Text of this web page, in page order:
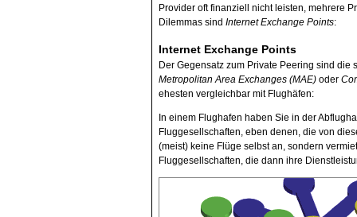
Provider oft finanziell nicht leisten, mehrere
Dilemmas sind Internet Exchange Points:
Internet Exchange Points
Der Gegensatz zum Private Peering sind die
Metropolitan Area Exchanges (MAE)oder
ehesten vergleichbar mit Flughäfen:
In einem Flughafen haben Sie in der
Fluggesellschaften, eben denen, die von
(meist) keine Flüge selbst an, sondern
Fluggesellschaften, die dann ihre